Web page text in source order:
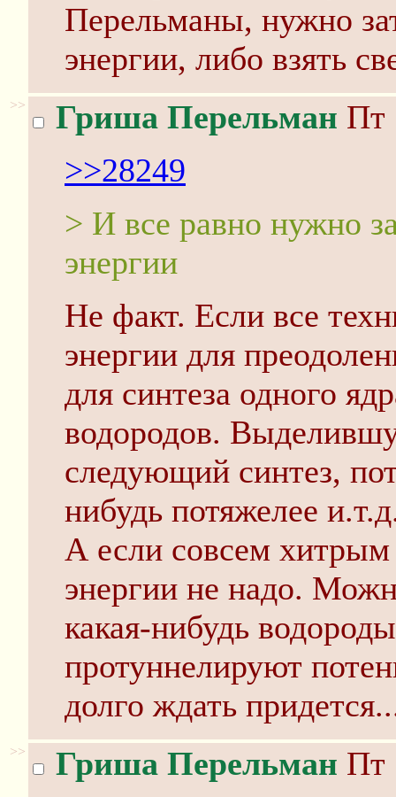
Перельманы, нужно
энергии, либо взять
>> Гриша Перельман Пт
>>28249
> И все равно нужно
энергии
Не факт. Если все
энергии для
для синтеза одного
водородов.
следующий синтез,
нибудь потяжелее
А если совсем хитрым
энергии не надо.
какая-нибудь
протуннелируют
долго ждать
>> Гриша Перельман Пт